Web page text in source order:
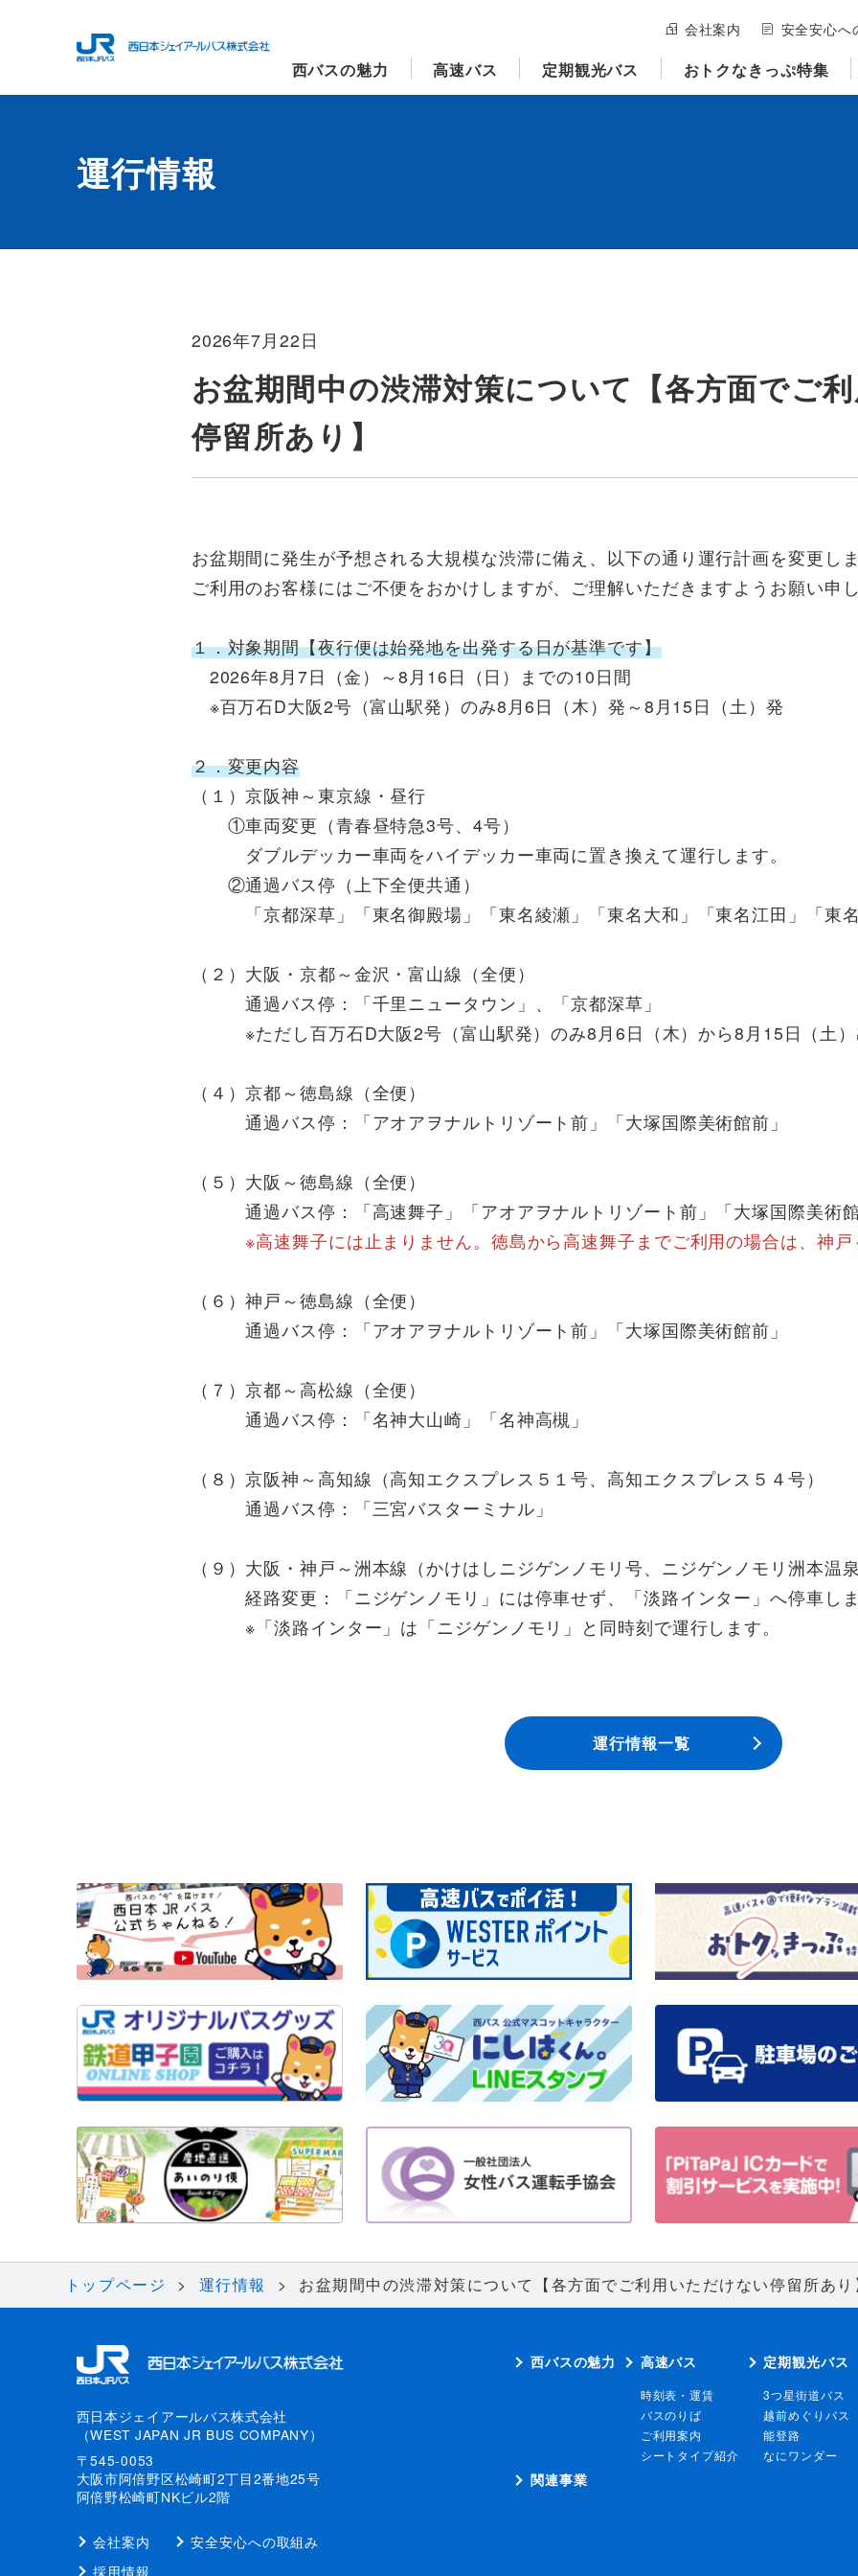
会社案内 安全安心へ
西バスの魅力 高速バス 定期観光バス おトクなきっぷ特集
運行情報
2026年7月22日
お盆期間中の渋滞対策について【各方面でご
停留所あり】
お盆期間に発生が予想される大規模な渋滞に備え、以下の通り運行計画を変更しま
ご利用のお客様にはご不便をおかけしますが、ご理解いただきますようお願い申し
１．対象期間【夜行便は始発地を出発する日が基準です】
2026年8月7日（金）～8月16日（日）までの10日間
※百万石D大阪2号（富山駅発）のみ8月6日（木）発～8月15日（土）発
２．変更内容
（１）京阪神～東京線・昼行
①車両変更（青春昼特急3号、4号）
ダブルデッカー車両をハイデッカー車両に置き換えて運行します。
②通過バス停（上下全便共通）
「京都深草」「東名御殿場」「東名綾瀬」「東名大和」「東名江田」「東名
（２）大阪・京都～金沢・富山線（全便）
通過バス停：「千里ニュータウン」、「京都深草」
※ただし百万石D大阪2号（富山駅発）のみ8月6日（木）から8月15日（土）
（４）京都～徳島線（全便）
通過バス停：「アオアヲナルトリゾート前」「大塚国際美術館前」
（５）大阪～徳島線（全便）
通過バス停：「高速舞子」「アオアヲナルトリゾート前」「大塚国際美術館
※高速舞子には止まりません。徳島から高速舞子までご利用の場合は、神戸
（６）神戸～徳島線（全便）
通過バス停：「アオアヲナルトリゾート前」「大塚国際美術館前」
（７）京都～高松線（全便）
通過バス停：「名神大山崎」「名神高槻」
（８）京阪神～高知線（高知エクスプレス５１号、高知エクスプレス５４号）
通過バス停：「三宮バスターミナル」
（９）大阪・神戸～洲本線（かけはしニジゲンノモリ号、ニジゲンノモリ洲本温泉
経路変更：「ニジゲンノモリ」には停車せず、「淡路インター」へ停車しま
※「淡路インター」は「ニジゲンノモリ」と同時刻で運行します。
運行情報一覧
トップページ 運行情報 お盆期間中の渋滞対策について【各方面でご利用いただけない停留所あり
西日本ジェイアールバス株式会社
（WEST JAPAN JR BUS COMPANY）
〒545-0053
大阪市阿倍野区松崎町2丁目2番地25号
阿倍野松崎町NKビル2階
会社案内
安全安心への取組み
採用情報
西バスの魅力 高速バス
時刻表・運賃
バスのりば
ご利用案内
シートタイプ紹介
定期観光バス
3つ星街道バス
越前めぐりバス
能登路
なにワンダー
関連事業